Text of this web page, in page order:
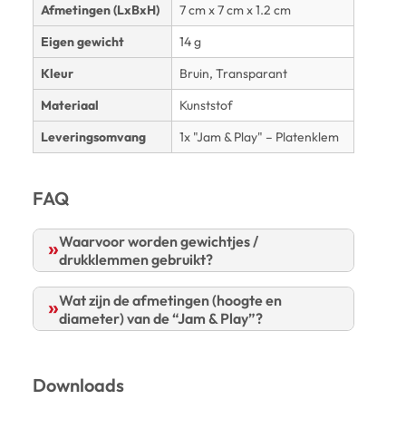
Afmetingen (LxBxH)
7 cm x 7 cm x 1.2 cm
Eigen gewicht
14 g
Kleur
Bruin, Transparant
Materiaal
Kunststof
Leveringsomvang
1x "Jam & Play" – Platenklem
FAQ
Waarvoor worden gewichtjes /
drukklemmen gebruikt?
Wat zijn de afmetingen (hoogte en
diameter) van de “Jam & Play”?
Downloads